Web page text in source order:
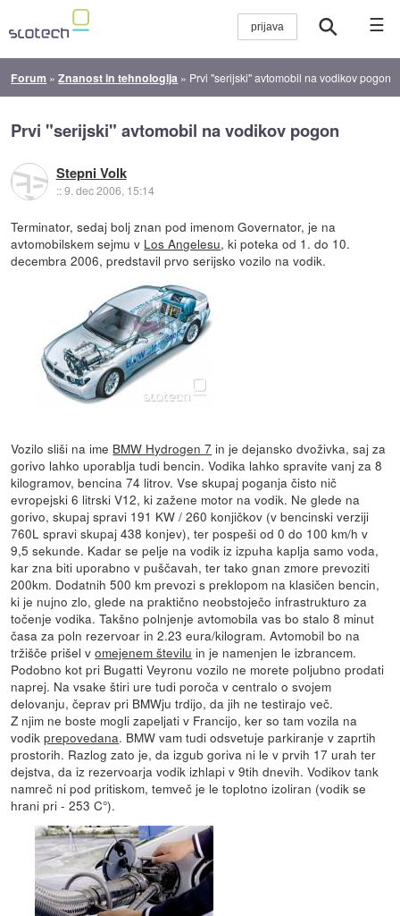
☰
Forum »Znanost in tehnologija » Prvi "serijski" avtomobil na vodikov pogon
Prvi "serijski" avtomobil na vodikov pogon
Stepni Volk
::9. dec 2006, 15:14
Terminator, sedaj bolj znan pod imenom Governator, je na
avtomobilskem sejmu v Los Angelesu, ki poteka od 1. do 10.
decembra 2006, predstavil prvo serijsko vozilo na vodik.
Vozilo sliši na ime BMW Hydrogen 7 in je dejansko dvoživka, saj za
gorivo lahko uporablja tudi bencin. Vodika lahko spravite vanj za 8
kilogramov, bencina 74 litrov. Vse skupaj poganja čisto nič
evropejski 6 litrski V12, ki zažene motor na vodik. Ne glede na
gorivo, skupaj spravi 191 KW / 260 konjičkov (v bencinski verziji
760L spravi skupaj 438 konjev), ter pospeši od 0 do 100 km/h v
9,5 sekunde. Kadar se pelje na vodik iz izpuha kaplja samo voda,
kar zna biti uporabno v puščavah, ter tako gnan zmore prevoziti
200km. Dodatnih 500 km prevozi s preklopom na klasičen bencin,
ki je nujno zlo, glede na praktično neobstoječo infrastrukturo za
točenje vodika. Takšno polnjenje avtomobila vas bo stalo 8 minut
časa za poln rezervoar in 2.23 eura/kilogram. Avtomobil bo na
tržišče prišel vomejenem številu in je namenjen le izbrancem.
Podobno kot pri Bugatti Veyronu vozilo ne morete poljubno prodati
naprej. Na vsake štiri ure tudi poroča v centralo o svojem
delovanju, čeprav pri BMWju trdijo, da jih ne testirajo več.
Z njim ne boste mogli zapeljati v Francijo, ker so tam vozila na
vodikprepovedana. BMW vam tudi odsvetuje parkiranje v zaprtih
prostorih. Razlog zato je, da izgub goriva ni le v prvih 17 urah ter
dejstva, da iz rezervoarja vodik izhlapi v 9tih dnevih. Vodikov tank
namreč ni pod pritiskom, temveč je le toplotno izoliran (vodik se
hrani pri - 253 C°).